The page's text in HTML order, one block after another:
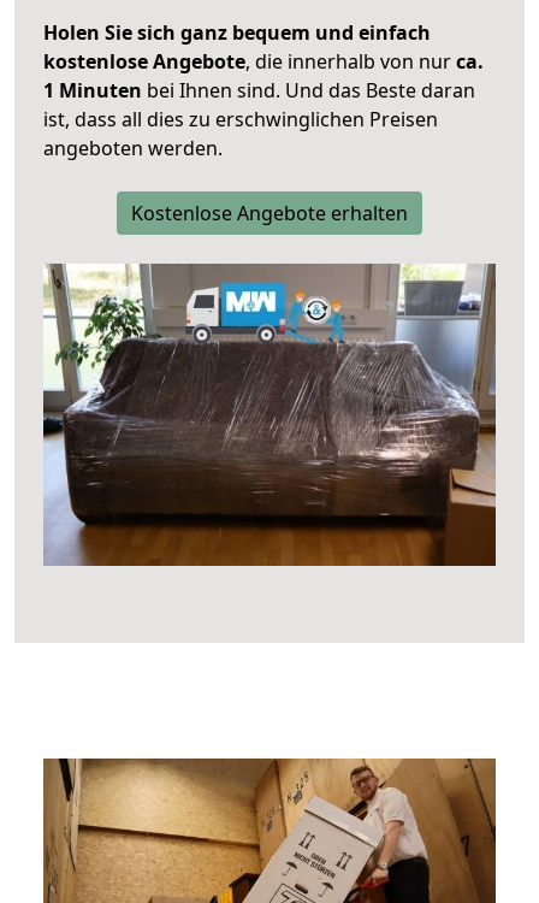
Holen Sie sich ganz bequem und einfach
kostenlose Angebote, die innerhalb von nurca.
1 Minuten bei Ihnen sind. Und das Beste daran
ist, dass all dies zu erschwinglichen Preisen
angeboten werden.
Kostenlose Angebote erhalten